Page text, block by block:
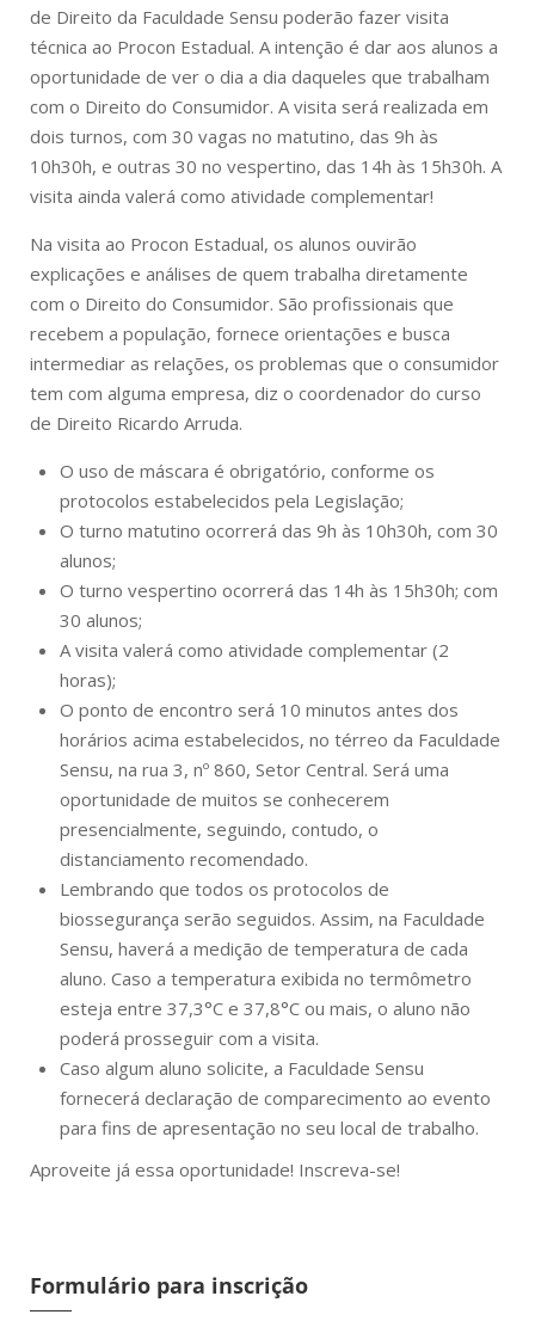
de Direito da Faculdade Sensu poderão fazer visita
técnica ao Procon Estadual. A intenção é dar aos alunos a
oportunidade de ver o dia a dia daqueles que trabalham
com o Direito do Consumidor. A visita será realizada em
dois turnos, com 30 vagas no matutino, das 9h às
10h30h, e outras 30 no vespertino, das 14h às 15h30h. A
visita ainda valerá como atividade complementar!
Na visita ao Procon Estadual, os alunos ouvirão
explicações e análises de quem trabalha diretamente
com o Direito do Consumidor. São profissionais que
recebem a população, fornece orientações e busca
intermediar as relações, os problemas que o consumidor
tem com alguma empresa, diz o coordenador do curso
de Direito Ricardo Arruda.
O uso de máscara é obrigatório, conforme os
protocolos estabelecidos pela Legislação;
O turno matutino ocorrerá das 9h às 10h30h, com 30
alunos;
O turno vespertino ocorrerá das 14h às 15h30h; com
30 alunos;
A visita valerá como atividade complementar (2
horas);
O ponto de encontro será 10 minutos antes dos
horários acima estabelecidos, no térreo da Faculdade
Sensu, na rua 3, nº 860, Setor Central. Será uma
oportunidade de muitos se conhecerem
presencialmente, seguindo, contudo, o
distanciamento recomendado.
Lembrando que todos os protocolos de
biossegurança serão seguidos. Assim, na Faculdade
Sensu, haverá a medição de temperatura de cada
aluno. Caso a temperatura exibida no termômetro
esteja entre 37,3°C e 37,8°C ou mais, o aluno não
poderá prosseguir com a visita.
Caso algum aluno solicite, a Faculdade Sensu
fornecerá declaração de comparecimento ao evento
para fins de apresentação no seu local de trabalho.
Aproveite já essa oportunidade! Inscreva-se!
Formulário para inscrição